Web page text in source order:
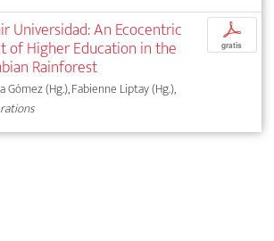
Universidad: An Ecocentric
of Higher Education in the
Rainforest
Gómez (Hg.), Fabienne Liptay (Hg.),
p
gratis